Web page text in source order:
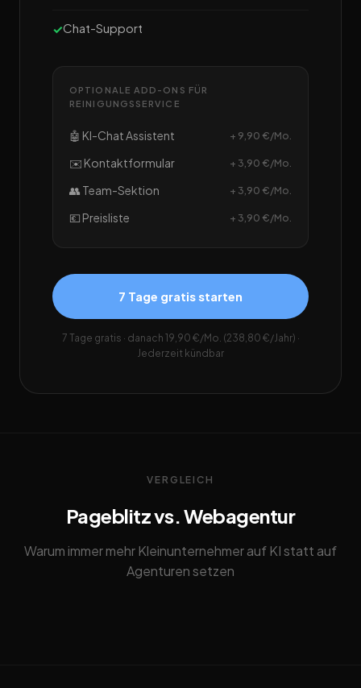
Chat-Support
OPTIONALE ADD-ONS FÜR
REINIGUNGSSERVICE
🤖 KI-Chat Assistent + 9,90 €/Mo.
✉️ Kontaktformular + 3,90 €/Mo.
👥 Team-Sektion + 3,90 €/Mo.
💶 Preisliste + 3,90 €/Mo.
7 Tage gratis starten
7 Tage gratis · danach 19,90 €/Mo. (238,80 €/Jahr) ·
Jederzeit kündbar
VERGLEICH
Pageblitz vs. Webagentur
Warum immer mehr Kleinunternehmer auf KI statt auf
Agenturen setzen